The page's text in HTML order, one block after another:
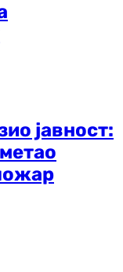
јавност: